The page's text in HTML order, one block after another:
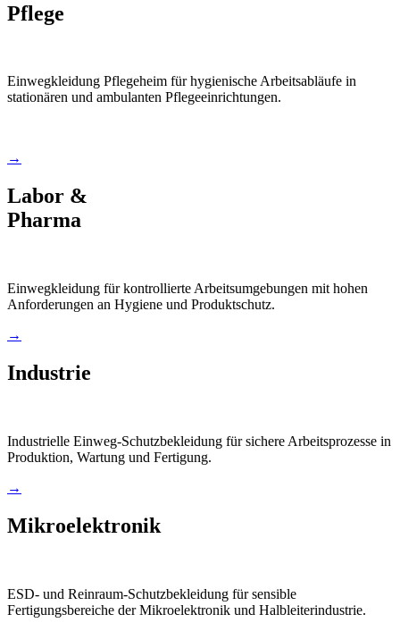
Pflege
Einwegkleidung Pflegeheim für hygienische Arbeitsabläufe in
stationären und ambulanten Pflegeeinrichtungen.
→
Labor &
Pharma
Einwegkleidung für kontrollierte Arbeitsumgebungen mit hohen
Anforderungen an Hygiene und Produktschutz.
→
Industrie
Industrielle Einweg-Schutzbekleidung für sichere Arbeitsprozesse in
Produktion, Wartung und Fertigung.
→
Mikroelektronik
ESD- und Reinraum-Schutzbekleidung für sensible
Fertigungsbereiche der Mikroelektronik und Halbleiterindustrie.